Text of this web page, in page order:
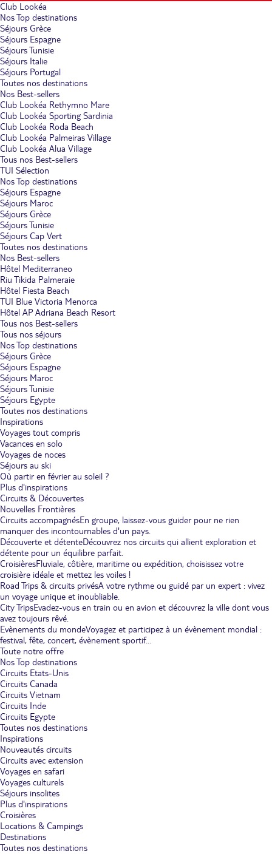
Club Lookéa
Nos Top destinations
Séjours Grèce
Séjours Espagne
Séjours Tunisie
Séjours Italie
Séjours Portugal
Toutes nos destinations
Nos Best-sellers
Club Lookéa Rethymno Mare
Club Lookéa Sporting Sardinia
Club Lookéa Roda Beach
Club Lookéa Palmeiras Village
Club Lookéa Alua Village
Tous nos Best-sellers
TUI Sélection
Nos Top destinations
Séjours Espagne
Séjours Maroc
Séjours Grèce
Séjours Tunisie
Séjours Cap Vert
Toutes nos destinations
Nos Best-sellers
Hôtel Mediterraneo
Riu Tikida Palmeraie
Hôtel Fiesta Beach
TUI Blue Victoria Menorca
Hôtel AP Adriana Beach Resort
Tous nos Best-sellers
Tous nos séjours
Nos Top destinations
Séjours Grèce
Séjours Espagne
Séjours Maroc
Séjours Tunisie
Séjours Egypte
Toutes nos destinations
Inspirations
Voyages tout compris
Vacances en solo
Voyages de noces
Séjours au ski
Où partir en février au soleil ?
Plus d'inspirations
Circuits & Découvertes
Nouvelles Frontières
Circuits accompagnésEn groupe, laissez-vous guider pour ne rien
manquer des incontournables d'un pays.
Découverte et détenteDécouvrez nos circuits qui allient exploration et
détente pour un équilibre parfait.
CroisièresFluviale, côtière, maritime ou expédition, choisissez votre
croisière idéale et mettez les voiles !
Road Trips & circuits privésA votre rythme ou guidé par un expert : vivez
un voyage unique et inoubliable.
City TripsEvadez-vous en train ou en avion et découvrez la ville dont vous
avez toujours rêvé.
Evènements du mondeVoyagez et participez à un évènement mondial :
festival, fête, concert, évènement sportif...
Toute notre offre
Nos Top destinations
Circuits Etats-Unis
Circuits Canada
Circuits Vietnam
Circuits Inde
Circuits Egypte
Toutes nos destinations
Inspirations
Nouveautés circuits
Circuits avec extension
Voyages en safari
Voyages culturels
Séjours insolites
Plus d'inspirations
Croisières
Locations & Campings
Destinations
Toutes nos destinations